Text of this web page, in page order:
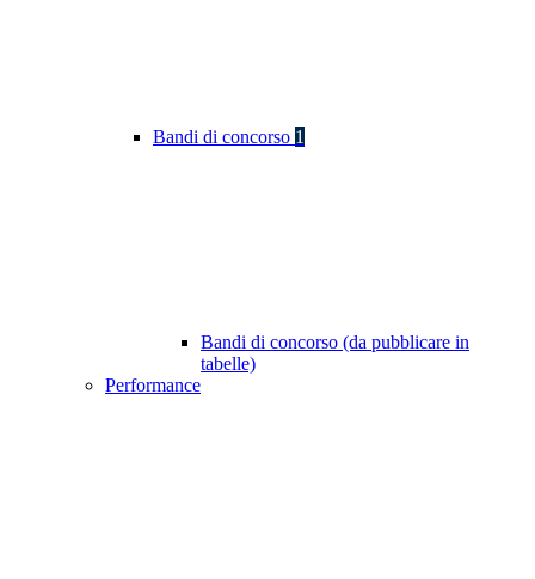
Bandi di concorso 1
Bandi di concorso (da pubblicare in
tabelle)
Performance